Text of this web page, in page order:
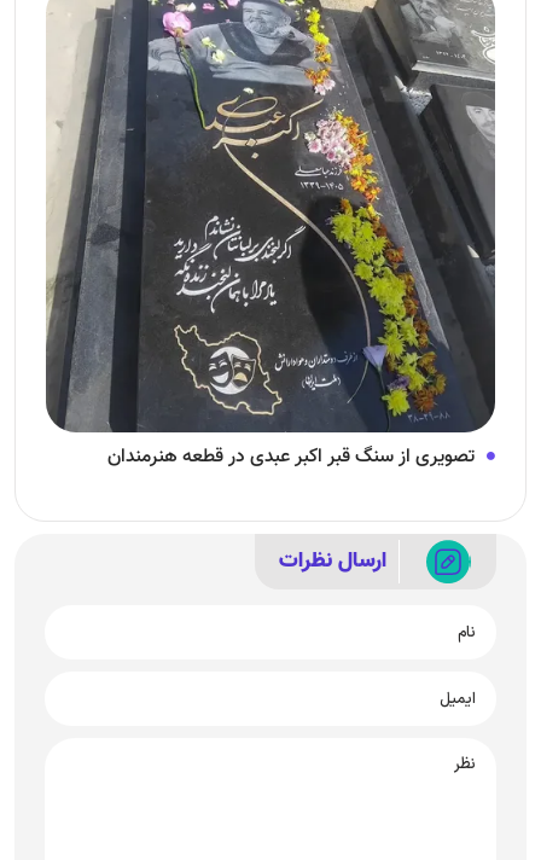
تصویری از سنگ قبر اکبر عبدی در قطعه هنرمندان
ارسال نظرات